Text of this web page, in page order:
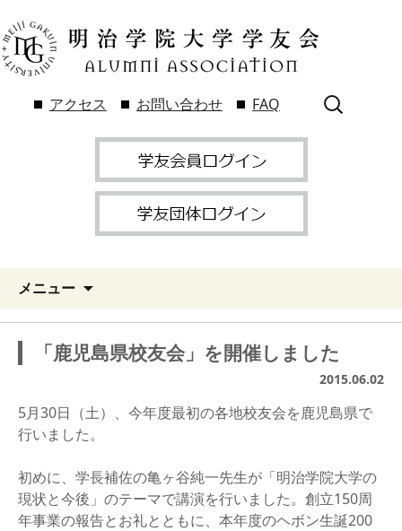
アクセス お問い合わせ FAQ
検
索:
メニュー
「鹿児島県校友会」を開催しました
2015.06.02
5月30日（土）、今年度最初の各地校友会を鹿児島県で
行いました。
初めに、学長補佐の亀ヶ谷純一先生が「明治学院大学の
現状と今後」のテーマで講演を行いました。創立150周
年事業の報告とお礼とともに、本年度のヘボン生誕200